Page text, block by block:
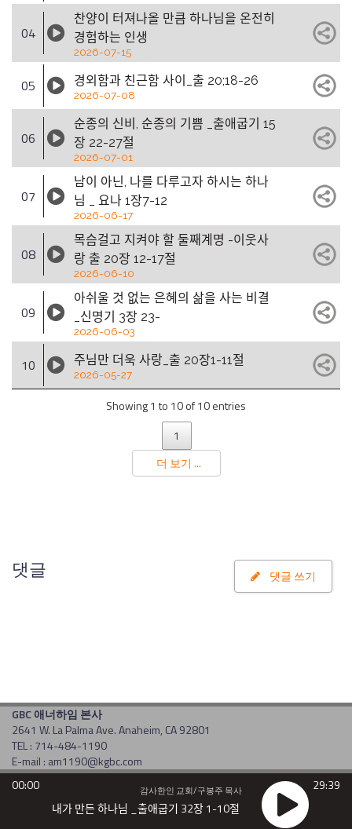
04
찬양이 터져나올 만큼 하나님을 온전히
경험하는 인생
2026-07-15
05 경외함과 친근함 사이_출 20;18-26
2026-07-08
06
순종의 신비, 순종의 기쁨 _출애굽기 15
장 22-27절
2026-07-01
07
남이 아닌, 나를 다루고자 하시는 하나
님 _ 요나 1장7-12
2026-06-17
08
목슴걸고 지켜야 할 둘째계명 -이웃사
랑 출 20장 12-17절
2026-06-10
09
아쉬울 것 없는 은혜의 삶을 사는 비결
_신명기 3장 23-
2026-06-03
10 주님만 더욱 사랑_출 20장1-11절
2026-05-27
Showing 1 to 10 of 10 entries
1
더 보기 ...
댓글 댓글 쓰기
GBC 애너하임 본사
2641 W. La Palma Ave. Anaheim, CA 92801
TEL : 714-484-1190
E-mail : am1190@kgbc.com
Copyright(c) 2017 by gbc. All rights reserved. Powered byCDS
00:00 29:39
감사한인 교회/구봉주 목사
내가 만든 하나님 _출애굽기 32장 1-10절